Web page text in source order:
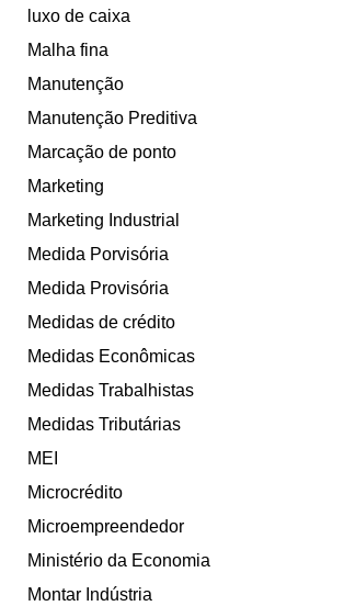
luxo de caixa
Malha fina
Manutenção
Manutenção Preditiva
Marcação de ponto
Marketing
Marketing Industrial
Medida Porvisória
Medida Provisória
Medidas de crédito
Medidas Econômicas
Medidas Trabalhistas
Medidas Tributárias
MEI
Microcrédito
Microempreendedor
Ministério da Economia
Montar Indústria